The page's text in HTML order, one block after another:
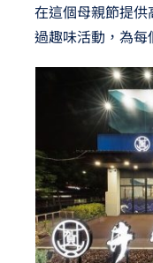
在這個母親節提供
過趣味活動，為每